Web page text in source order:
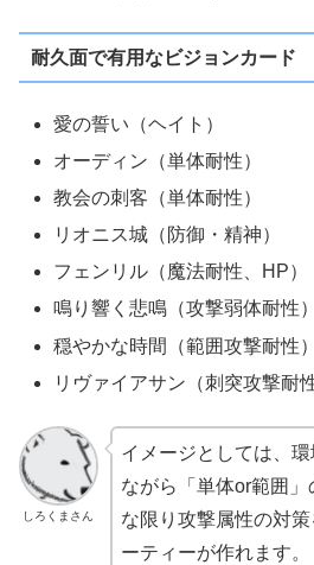
耐久面で有用なビジョンカード
愛の誓い（ヘイト）
オーディン（単体耐性）
教会の刺客（単体耐性）
リオニス城（防御・精神）
フェンリル（魔法耐性、HP）
鳴り響く悲鳴（攻撃弱体耐性）
穏やかな時間（範囲攻撃耐性）
リヴァイアサン（刺突攻撃耐性
しろくまさん
イメージとしては、
ながら「単体or範囲
な限り攻撃属性の対
ーティーが作れます。